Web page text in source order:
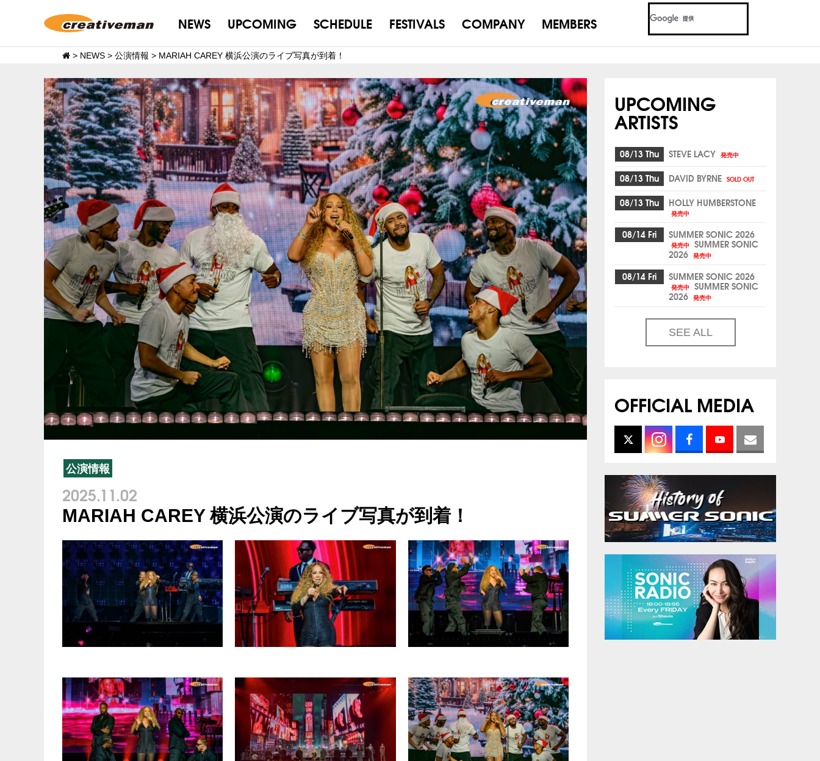
NEWS UPCOMING SCHEDULE FESTIVALS COMPANY MEMBERS
> NEWS > 公演情報 > MARIAH CAREY 横浜公演のライブ写真が到着！
公演情報
2025.11.02
MARIAH CAREY 横浜公演のライブ写真が到着！
UPCOMING
ARTISTS
08/13 Thu STEVE LACY 発売中
08/13 Thu DAVID BYRNE SOLD OUT
08/13 Thu HOLLY HUMBERSTONE
発売中
08/14 Fri SUMMER SONIC 2026
発売中 SUMMER SONIC
2026 発売中
08/14 Fri SUMMER SONIC 2026
発売中 SUMMER SONIC
2026 発売中
SEE ALL
OFFICIAL MEDIA